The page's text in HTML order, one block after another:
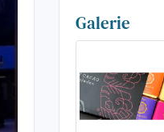
Galerie